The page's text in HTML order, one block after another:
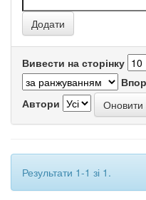
Вивести на сторінку
Автори
Результати 1-1 зі 1.